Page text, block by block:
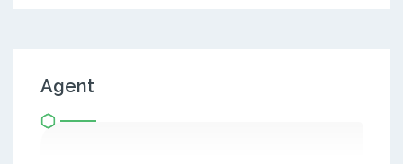
Agent